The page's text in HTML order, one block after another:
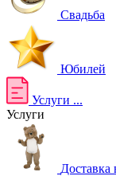
Свадьба
Юбилей
Услуги ...
Услуги
Доставка